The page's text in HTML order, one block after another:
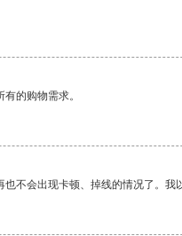
的购物需求。
不会出现卡顿、掉线的情况了。